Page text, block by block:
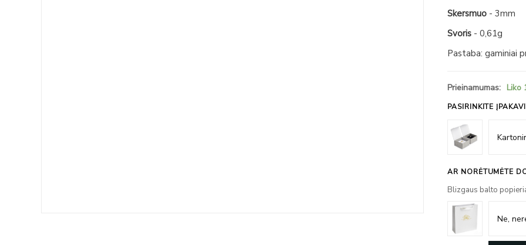
Skersmuo- 3mm
Svoris- 0,61g
Pastaba: gaminiai
Prieinamumas: Liko
PASIRINKITE
AR NORĖTUMĖTE
Blizgaus balto